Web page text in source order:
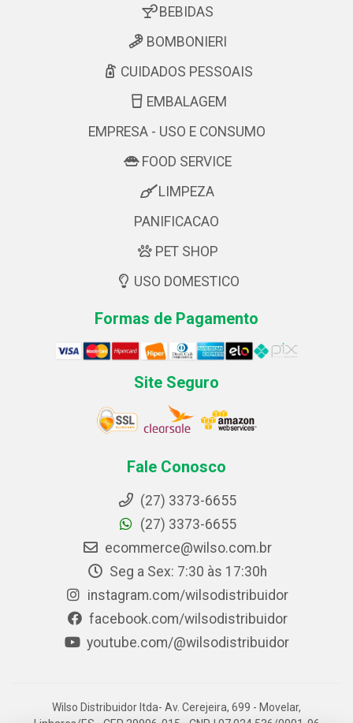
BEBIDAS
BOMBONIERI
CUIDADOS PESSOAIS
EMBALAGEM
EMPRESA - USO E CONSUMO
FOOD SERVICE
LIMPEZA
PANIFICACAO
PET SHOP
USO DOMESTICO
Formas de Pagamento
Site Seguro
Fale Conosco
(27) 3373-6655
(27) 3373-6655
ecommerce@wilso.com.br
Seg a Sex: 7:30 às 17:30h
instagram.com/wilsodistribuidor
facebook.com/wilsodistribuidor
youtube.com/@wilsodistribuidor
Wilso Distribuidor ltda- Av. Cerejeira, 699 - Movelar,